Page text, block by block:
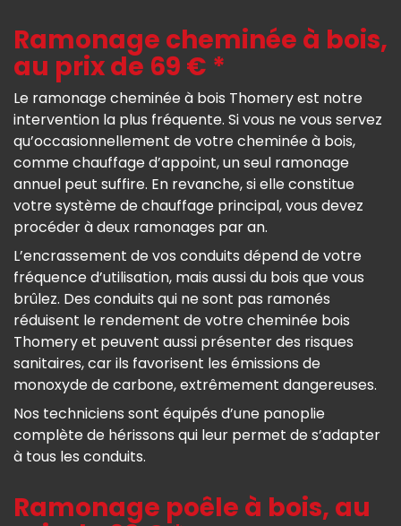
Ramonage cheminée à bois,
au prix de 69 € *
Le ramonage cheminée à bois Thomery est notre
intervention la plus fréquente. Si vous ne vous servez
qu’occasionnellement de votre cheminée à bois,
comme chauffage d’appoint, un seul ramonage
annuel peut suffire. En revanche, si elle constitue
votre système de chauffage principal, vous devez
procéder à deux ramonages par an.
L’encrassement de vos conduits dépend de votre
fréquence d’utilisation, mais aussi du bois que vous
brûlez. Des conduits qui ne sont pas ramonés
réduisent le rendement de votre cheminée bois
Thomery et peuvent aussi présenter des risques
sanitaires, car ils favorisent les émissions de
monoxyde de carbone, extrêmement dangereuses.
Nos techniciens sont équipés d’une panoplie
complète de hérissons qui leur permet de s’adapter
à tous les conduits.
Ramonage poêle à bois, au